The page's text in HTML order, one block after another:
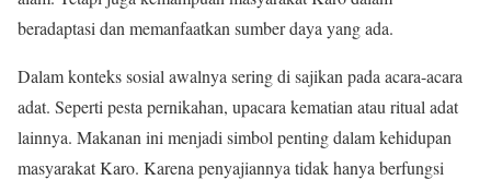
beradaptasi dan memanfaatkan sumber daya yang ada.
Dalam konteks sosial awalnya sering di sajikan pada acara-acara
adat. Seperti pesta pernikahan, upacara kematian atau ritual adat
lainnya. Makanan ini menjadi simbol penting dalam kehidupan
masyarakat Karo. Karena penyajiannya tidak hanya berfungsi